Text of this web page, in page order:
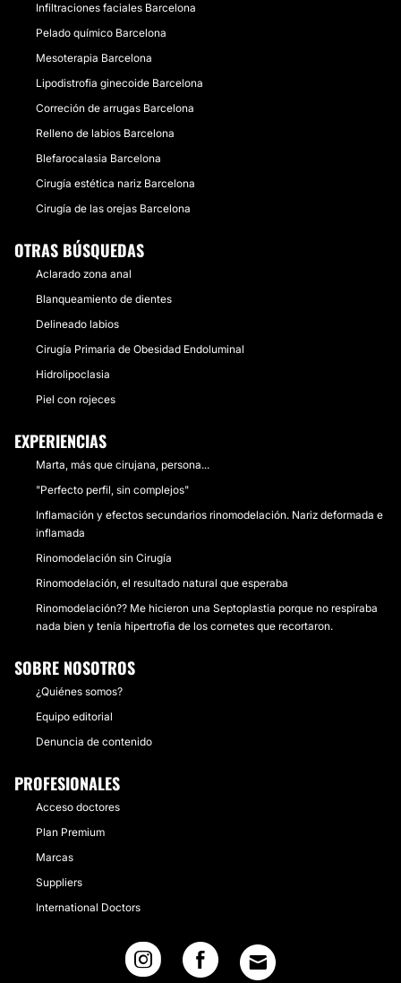
Infiltraciones faciales Barcelona
Pelado químico Barcelona
Mesoterapia Barcelona
Lipodistrofia ginecoide Barcelona
Correción de arrugas Barcelona
Relleno de labios Barcelona
Blefarocalasia Barcelona
Cirugía estética nariz Barcelona
Cirugía de las orejas Barcelona
OTRAS BÚSQUEDAS
Aclarado zona anal
Blanqueamiento de dientes
Delineado labios
Cirugía Primaria de Obesidad Endoluminal
Hidrolipoclasia
Piel con rojeces
EXPERIENCIAS
Marta, más que cirujana, persona...
"Perfecto perfil, sin complejos"
Inflamación y efectos secundarios rinomodelación. Nariz deformada e
inflamada
Rinomodelación sin Cirugía
Rinomodelación, el resultado natural que esperaba
Rinomodelación?? Me hicieron una Septoplastia porque no respiraba
nada bien y tenía hipertrofia de los cornetes que recortaron.
SOBRE NOSOTROS
¿Quiénes somos?
Equipo editorial
Denuncia de contenido
PROFESIONALES
Acceso doctores
Plan Premium
Marcas
Suppliers
International Doctors